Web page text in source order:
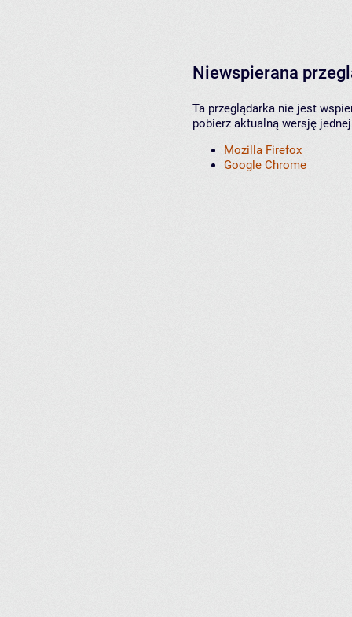
Niewspierana
Ta przeglądarka nie jest
pobierz aktualną wersję
Mozilla Firefox
Google Chrome